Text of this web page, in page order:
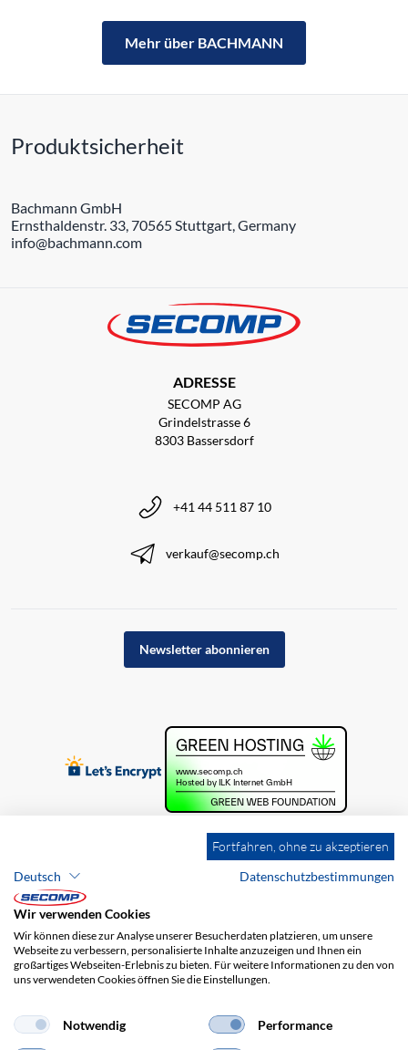
Mehr über BACHMANN
Produktsicherheit
Bachmann GmbH
Ernsthaldenstr. 33, 70565 Stuttgart, Germany
info@bachmann.com
ADRESSE
SECOMP AG
Grindelstrasse 6
8303 Bassersdorf
+41 44 511 87 10
verkauf@secomp.ch
Newsletter abonnieren
Brands Impressum
AGB
Haftungsausschluss
Versandkosten
Fortfahren, ohne zu akzeptieren
Deutsch
Datenschutzbestimmungen
Wir verwenden Cookies
Wir können diese zur Analyse unserer Besucherdaten platzieren, um unsere
Webseite zu verbessern, personalisierte Inhalte anzuzeigen und Ihnen ein
großartiges Webseiten-Erlebnis zu bieten. Für weitere Informationen zu den von
uns verwendeten Cookies öffnen Sie die Einstellungen.
Notwendig Performance